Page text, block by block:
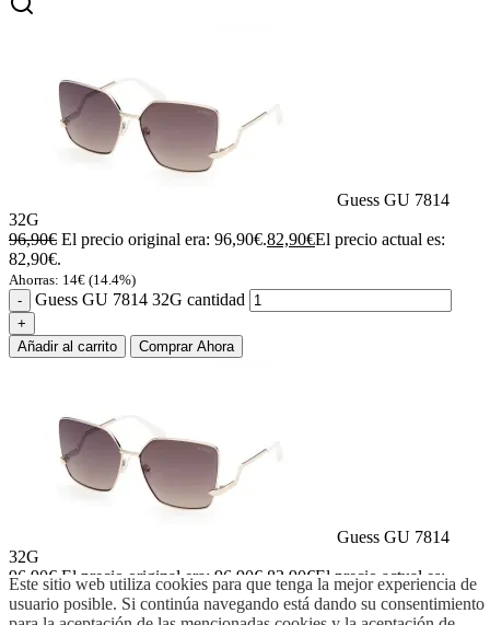
Este sitio web utiliza cookies para que tenga la mejor experiencia de
usuario posible. Si continúa navegando está dando su consentimiento
Guess GU 7814
32G
96,90€ El precio original era: 96,90€.82,90€El precio actual es:
82,90€.
Ahorras: 14€ (14.4%)
Guess GU 7814 32G cantidad
Añadir al carrito Comprar Ahora
Guess GU 7814
32G
96,90€ El precio original era: 96,90€. 82,90€El precio actual es:
82,90€.
Ahorras: 14€ (14.4%)